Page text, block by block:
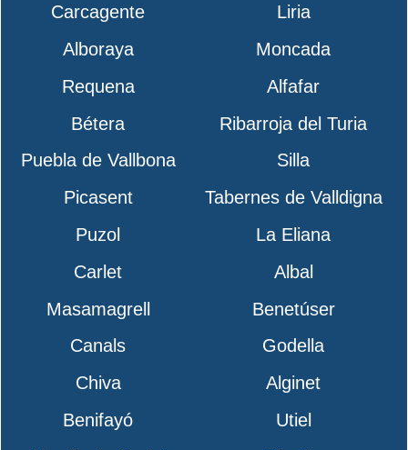
Carcagente
Liria
Alboraya
Moncada
Requena
Alfafar
Bétera
Ribarroja del Turia
Puebla de Vallbona
Silla
Picasent
Tabernes de Valldigna
Puzol
La Eliana
Carlet
Albal
Masamagrell
Benetúser
Canals
Godella
Chiva
Alginet
Benifayó
Utiel